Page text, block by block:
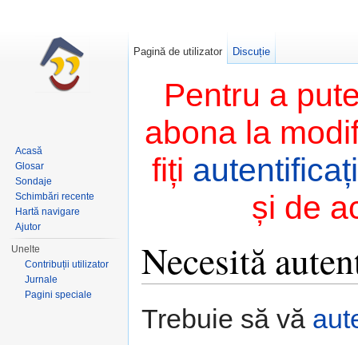
Pentru a
abona la
fiți autentificați
și de
Necesită
Trebuie să vă
Pagină de utilizator Discuție
Acasă
Glosar
Sondaje
Schimbări recente
Hartă navigare
Ajutor
Unelte
Contribuții utilizator
Jurnale
Pagini speciale